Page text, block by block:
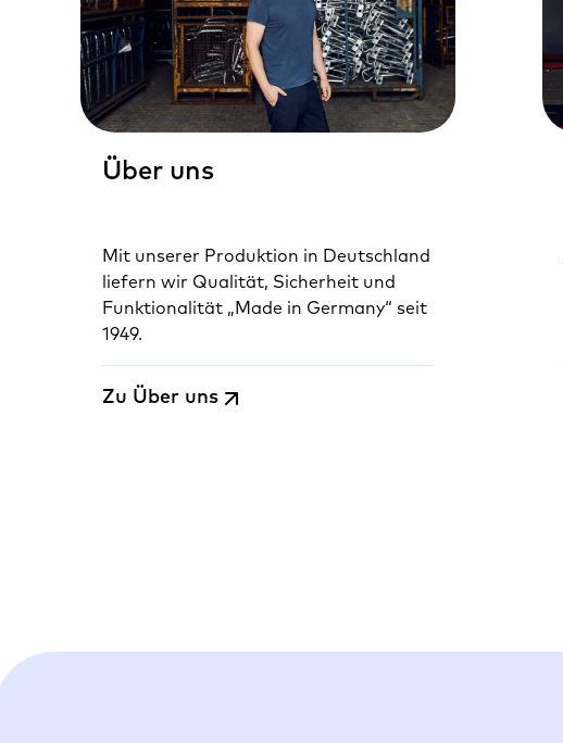
Über uns
Mit unserer Produktion in Deutschland
liefern wir Qualität, Sicherheit und
Funktionalität „Made in Germany“ seit
1949.
Zu Über uns